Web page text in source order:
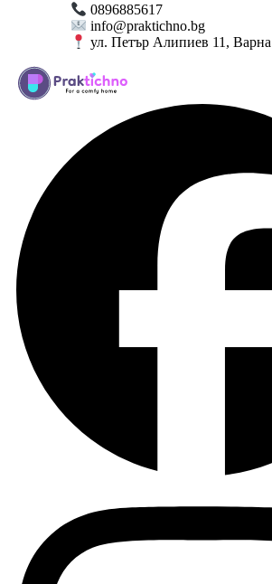
0896885617
info@praktichno.bg
ул. Петър Алипиев 11, Варна